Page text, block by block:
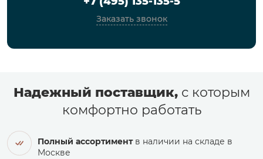
Заказать звонок
Надежный поставщик,с которым
комфортно работать
Полный ассортиментв наличии на складе в
Москве